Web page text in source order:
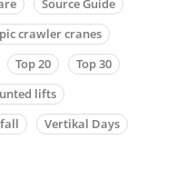
Source Guide
crawler cranes
Top 20
Top 30
lifts
Vertikal Days